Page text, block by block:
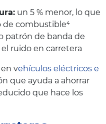
un 5 % menor, lo que
de combustible⁴
patrón de banda de
ruido en carretera
vehículos eléctricos e
que ayuda a ahorrar
que hace los